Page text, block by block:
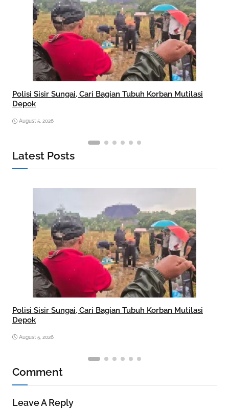
Polisi Sisir Sungai, Cari Bagian Tubuh Korban Mutilasi
Depok
August 5, 2026
Latest Posts
Polisi Sisir Sungai, Cari Bagian Tubuh Korban Mutilasi
Depok
August 5, 2026
Comment
Leave A Reply